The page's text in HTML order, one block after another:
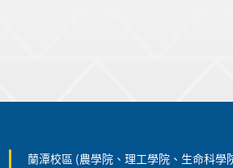
蘭潭校區 (農學院、理工學院、生命科學